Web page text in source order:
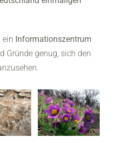
ein Informationszentrum
Gründe genug, sich den